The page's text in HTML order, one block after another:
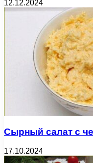
12.12.2024
Сырный салат с
17.10.2024